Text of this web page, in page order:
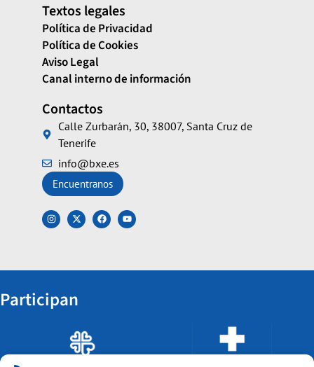
Textos legales
Política de Privacidad
Política de Cookies
Aviso Legal
Canal interno de información
Contactos
Calle Zurbarán, 30, 38007, Santa Cruz de
Tenerife
info@bxe.es
Encuentranos
Participan